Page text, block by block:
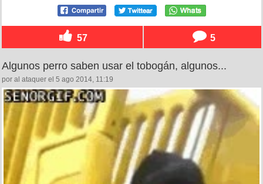
57 5
Algunos perro saben usar el tobogán, algunos...
por al ataquer el 5 ago 2014, 11:19